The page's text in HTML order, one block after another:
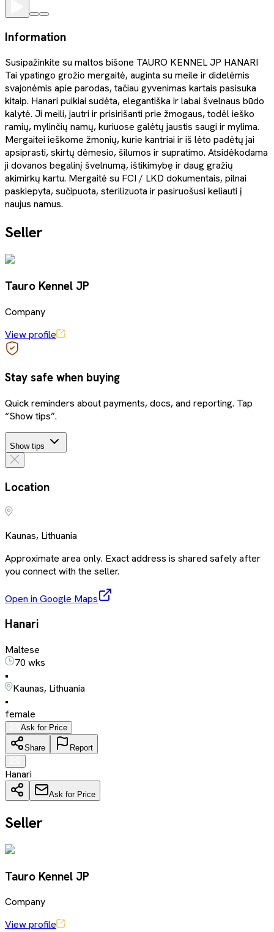
Information
Susipažinkite su maltos bišone TAURO KENNEL JP HANARI
Tai ypatingo grožio mergaitė, auginta su meile ir didelėmis
svajonėmis apie parodas, tačiau gyvenimas kartais pasisuka
kitaip. Hanari puikiai sudėta, elegantiška ir labai švelnaus būdo
kalytė. Ji meili, jautri ir prisirišanti prie žmogaus, todėl ieško
ramių, mylinčių namų, kuriuose galėtų jaustis saugi ir mylima.
Mergaitei ieškome žmonių, kurie kantriai ir iš lėto padėtų jai
apsiprasti, skirtų dėmesio, šilumos ir supratimo. Atsidėkodama
ji dovanos begalinį švelnumą, ištikimybę ir daug gražių
akimirkų kartu. Mergaitė su FCI / LKD dokumentais, pilnai
paskiepyta, sučipuota, sterilizuota ir pasiruošusi keliauti į
naujus namus.
Seller
Tauro Kennel JP
Company
View profile
Stay safe when buying
Quick reminders about payments, docs, and reporting. Tap
“Show tips”.
Show tips
Location
Kaunas, Lithuania
Approximate area only. Exact address is shared safely after
you connect with the seller.
Open in Google Maps
Hanari
Maltese
70 wks
•
Kaunas, Lithuania
•
female
Ask for Price
Share Report
Hanari
Ask for Price
Seller
Tauro Kennel JP
Company
View profile